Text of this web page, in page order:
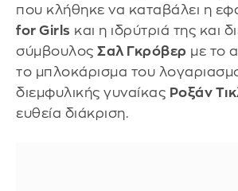
που κλήθηκε να καταβάλει η
for Girls και η ιδρύτριά της και
σύμβουλος Σαλ Γκρόβερ με το
το μπλοκάρισμα του
διεμφυλικής γυναίκας Ροξάν
ευθεία διάκριση.